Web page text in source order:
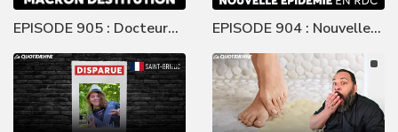
EPISODE 905 : Docteur
Voronoff
EPISODE 904 : Nouvelle
épidémie en RDC